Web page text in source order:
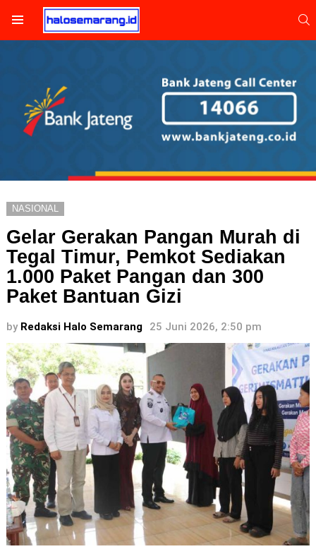
NASIONAL
Gelar Gerakan Pangan Murah di
Tegal Timur, Pemkot Sediakan
1.000 Paket Pangan dan 300
Paket Bantuan Gizi
by Redaksi Halo Semarang 25 Juni 2026, 2:50 pm